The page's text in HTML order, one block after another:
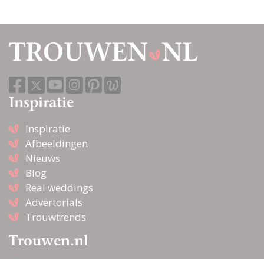
Inspiratie
Inspiratie
Afbeeldingen
Nieuws
Blog
Real weddings
Advertorials
Trouwtrends
Trouwen.nl